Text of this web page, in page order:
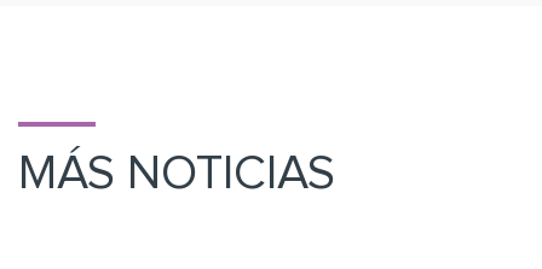
MÁS NOTICIAS